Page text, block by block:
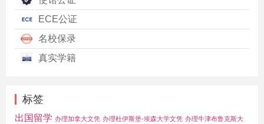
ECE公证
名校保录
真实学籍
标签
出国留学 办理加拿大文凭 办理杜伊斯堡-埃森大学文凭 办理牛津布鲁克斯大